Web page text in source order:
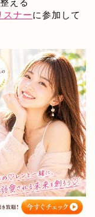
スナーに参加して